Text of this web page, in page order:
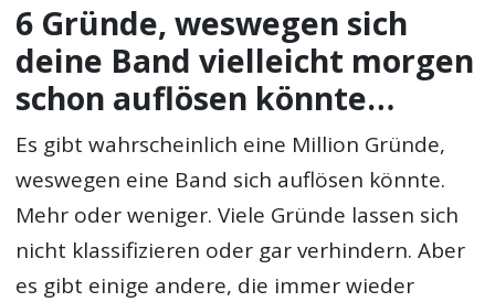
6 Gründe, weswegen sich
deine Band vielleicht morgen
schon auflösen könnte…
Es gibt wahrscheinlich eine Million Gründe,
weswegen eine Band sich auflösen könnte.
Mehr oder weniger. Viele Gründe lassen sich
nicht klassifizieren oder gar verhindern. Aber
es gibt einige andere, die immer wieder